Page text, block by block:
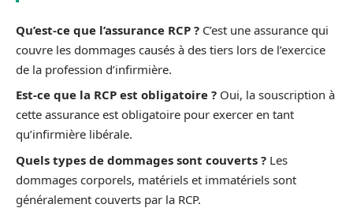
Qu’est-ce que l’assurance RCP ? C’est une assurance qui
couvre les dommages causés à des tiers lors de l’exercice
de la profession d’infirmière.
Est-ce que la RCP est obligatoire ? Oui, la souscription à
cette assurance est obligatoire pour exercer en tant
qu’infirmière libérale.
Quels types de dommages sont couverts ? Les
dommages corporels, matériels et immatériels sont
généralement couverts par la RCP.